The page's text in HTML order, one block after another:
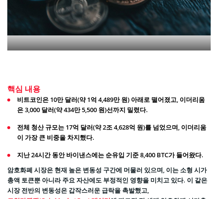
핵심 내용
비트코인은 10만 달러(약 1억 4,489만 원) 아래로 떨어졌고, 이더리움
은 3,000 달러(약 434만 5,500 원)선까지 밀렸다.
전체 청산 규모는 17억 달러(약 2조 4,628억 원)를 넘었으며, 이더리움
이 가장 큰 비중을 차지했다.
지난 24시간 동안 바이낸스에는 순유입 기준 8,400 BTC가 들어왔다.
암호화폐 시장은 현재 높은 변동성 구간에 머물러 있으며, 이는 소형 시가
총액 토큰뿐 아니라 주요 자산에도 부정적인 영향을 미치고 있다. 이 같은
시장 전반의 변동성은 갑작스러운 급락을 촉발했고,